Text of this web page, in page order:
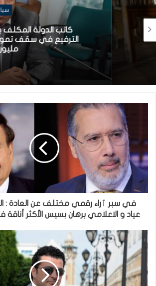
سياسة
كاتب الدولة المكلف بالشركات
الترفيع في سقف تمويل الشركات
مليون دينار
في سبر ٱراء رقمي مختلف عن العادة :
عياد و الاعلامي برهان بسيس الأكثر